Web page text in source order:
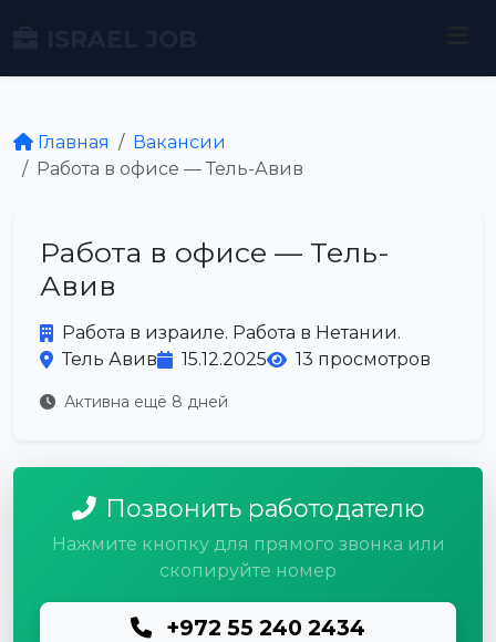
Главная
Вакансии
Работа в офисе — Тель-Авив
Работа в офисе — Тель-
Авив
Работа в израиле. Работа в Нетании.
Тель Авив
15.12.2025 13 просмотров
Активна ещё 8 дней
Позвонить работодателю
Нажмите кнопку для прямого звонка или
скопируйте номер
+972 55 240 2434